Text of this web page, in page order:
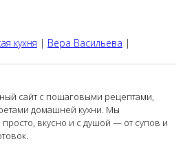
кухня | Вера Васильева |
сайт с пошаговыми рецептами,
домашней кухни. Мы
просто, вкусно и с душой — от супов и